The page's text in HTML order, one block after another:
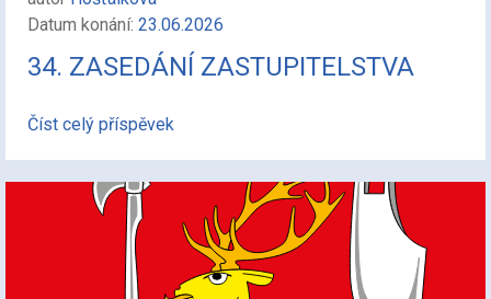
Datum konání: 23.06.2026
34. ZASEDÁNÍ ZASTUPITELSTVA
Číst celý příspěvek